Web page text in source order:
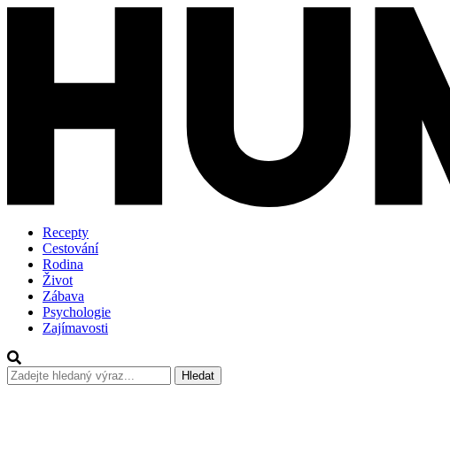
Recepty
Cestování
Rodina
Život
Zábava
Psychologie
Zajímavosti
Hledat